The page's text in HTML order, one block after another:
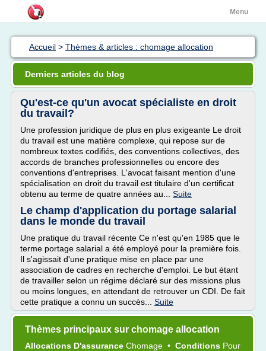
Menu
Accueil > Thèmes & articles : chomage allocation
Derniers articles du blog
Qu'est-ce qu'un avocat spécialiste en droit
du travail?
Une profession juridique de plus en plus exigeante Le droit
du travail est une matière complexe, qui repose sur de
nombreux textes codifiés, des conventions collectives, des
accords de branches professionnelles ou encore des
conventions d'entreprises. L'avocat faisant mention d'une
spécialisation en droit du travail est titulaire d'un certificat
obtenu au terme de quatre années au... Suite
Le champ d'application du portage salarial
dans le monde du travail
Une pratique du travail récente Ce n'est qu'en 1985 que le
terme portage salarial a été employé pour la première fois.
Il s'agissait d'une pratique mise en place par une
association de cadres en recherche d'emploi. Le but étant
de travailler selon un régime déclaré sur des missions plus
ou moins longues, en attendant de retrouver un CDI. De fait
cette pratique a connu un succès... Suite
Thèmes principaux sur chomage allocation
Allocations D'assurance Chomage • Conditions Pour